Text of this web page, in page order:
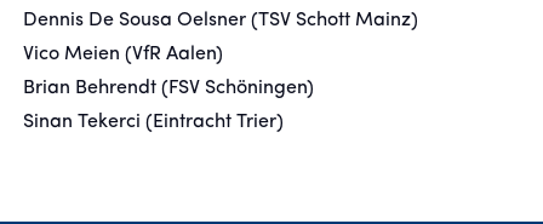
Dennis De Sousa Oelsner (TSV Schott Mainz)
Vico Meien (VfR Aalen)
Brian Behrendt (FSV Schöningen)
Sinan Tekerci (Eintracht Trier)